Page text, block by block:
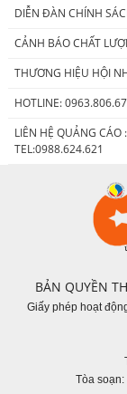
DIỄN ĐÀN CHÍNH
CẢNH BÁO CHẤT
THƯƠNG HIỆU HỘI
HOTLINE:
LIÊN HỆ QUẢNG CÁO :
TEL:0988.624.621
BẢN QUYỀN
Giấy phép hoạt
Tòa